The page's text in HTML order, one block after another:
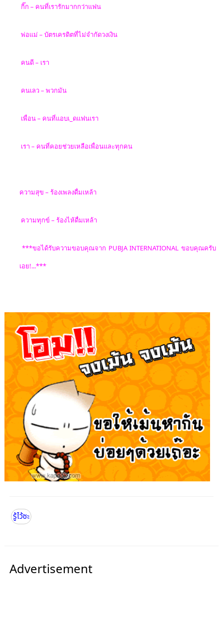
กิ๊ก – คนที่เรารักมากกว่าแฟน
พ่อแม่ – บัตรเครดิตที่ไม่จำกัดวงเงิน
คนดี– เรา
คนเลว– พวกมัน
เพื่อน– คนที่แอบเ_ ดแฟนเรา
เรา – คนที่คอยช่วยเหลือเพื่อนและทุกคน
ความสุข – ร้องเพลงดื่มเหล้า
ความทุกข์ – ร้องไห้ดื่มเหล้า
***ขอได้รับความขอบคุณจาก PUBJA INTERNATIONALขอบคุณครับ
เอย!...***
รู้ไว้ซะ
Advertisement